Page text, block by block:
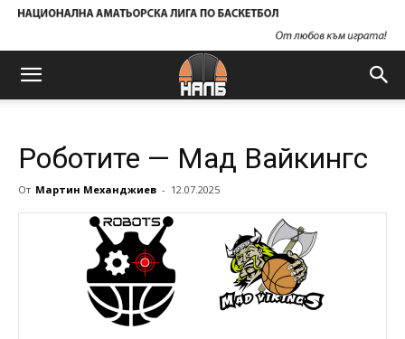
Роботите — Мад Вайкингс
От Мартин Механджиев - 12.07.2025